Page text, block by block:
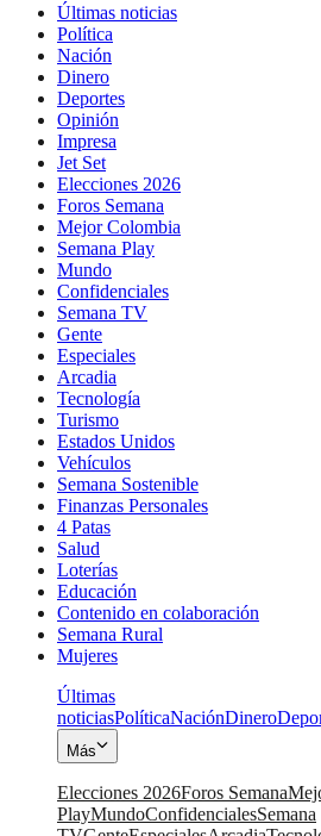
Últimas noticias
Política
Nación
Dinero
Deportes
Opinión
Impresa
Jet Set
Elecciones 2026
Foros Semana
Mejor Colombia
Semana Play
Mundo
Confidenciales
Semana TV
Gente
Especiales
Arcadia
Tecnología
Turismo
Estados Unidos
Vehículos
Semana Sostenible
Finanzas Personales
4 Patas
Salud
Loterías
Educación
Contenido en colaboración
Semana Rural
Mujeres
Últimas
noticiasPolíticaNaciónDinero
Más
Elecciones 2026Foros Semana
PlayMundoConfidencialesSemana